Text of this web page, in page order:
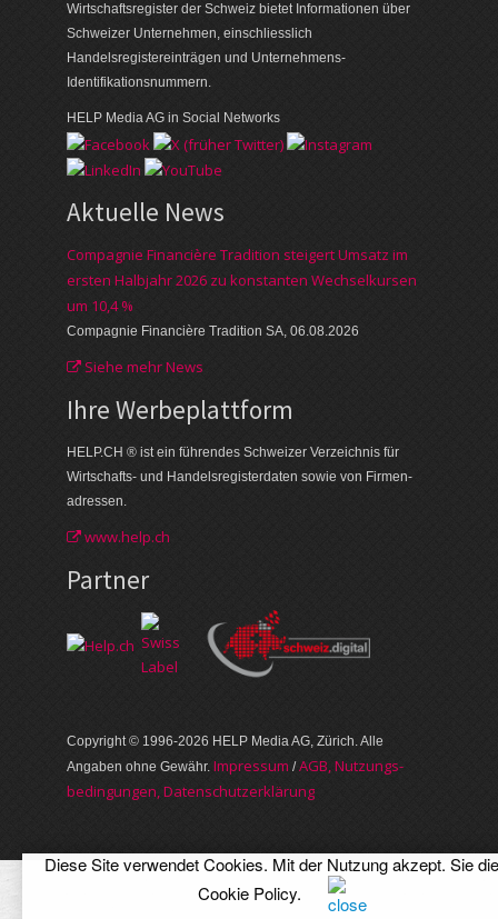
Wirtschaftsregister der Schweiz bietet Informationen über
Schweizer Unternehmen, einschliesslich
Handelsregistereinträgen und Unternehmens-
Identifikationsnummern.
HELP Media AG in Social Networks
Aktuelle News
Compagnie Financière Tradition steigert Umsatz im
ersten Halbjahr 2026 zu konstanten Wechselkursen
um 10,4 %
Compagnie Financière Tradition SA, 06.08.2026
Siehe mehr News
Ihre Werbe­plattform
HELP.CH ® ist ein führendes Schweizer Verzeichnis für
Wirtschafts- und Handelsregisterdaten sowie von Firmen­
adressen.
www.help.ch
Partner
Copyright © 1996-2026 HELP Media AG, Zürich. Alle
Angaben ohne Gewähr. Im­pres­sum /AGB, Nut­zungs­
bedin­gungen, Daten­schutz­er­klärung
Diese Site verwendet Cookies. Mit der Nutzung akzept. Sie die
Cookie Policy.